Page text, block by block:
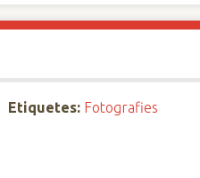
Etiquetes: Fotografies